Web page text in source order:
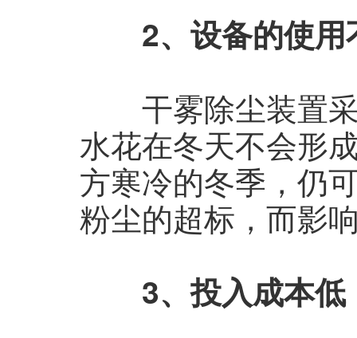
2、设备的使用
干雾除尘装置采
水花在冬天不会形
方寒冷的冬季，仍
粉尘的超标，而影
3、投入成本